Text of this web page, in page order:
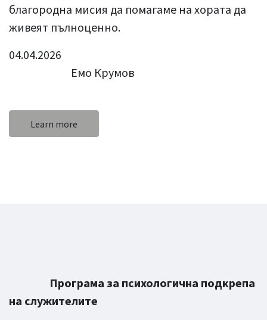
благородна мисия да помагаме на хората да
живеят пълноценно.
04.04.2026
Емо Крумов
Learn more
Програма за психологична подкрепа
на служителите